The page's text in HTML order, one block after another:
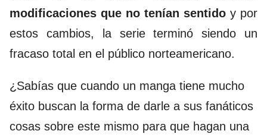
modificaciones que no tenían sentido y por
estos cambios, la serie terminó siendo un
fracaso total en el público norteamericano.
¿Sabías que cuando un manga tiene mucho
éxito buscan la forma de darle a sus fanáticos
cosas sobre este mismo para que hagan una